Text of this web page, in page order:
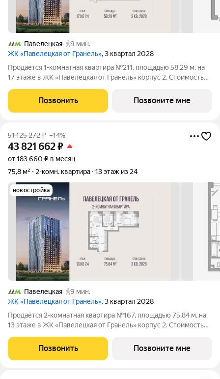
Павелецкая
9 мин.
ЖК «Павелецкая от Гранель», 3 квартал 2028
Продаётся 1-комнатная квартира №211, площадью 58,29 м, на
17 этаже в ЖК «Павелецкая от Гранель» корпус 2. Стоимость
односторонняя, окна во двор. «Павелецкая от Гранель» проект
бизнес-класса в
Позвонить Позвоните мне
51 125 272₽ –14%
43 821 662₽
от 183 660 ₽ в месяц
75,8 м²
2-комн. квартира 13 этаж из 24
новостройка
Павелецкая
9 мин.
ЖК «Павелецкая от Гранель», 3 квартал 2028
Продаётся 2-комнатная квартира №167, площадью 75,84 м, на
13 этаже в ЖК «Павелецкая от Гранель» корпус 2. Стоимость
окна во двор. «Павелецкая от Гранель» проект бизнес-класса в
историческом
Позвонить Позвоните мне